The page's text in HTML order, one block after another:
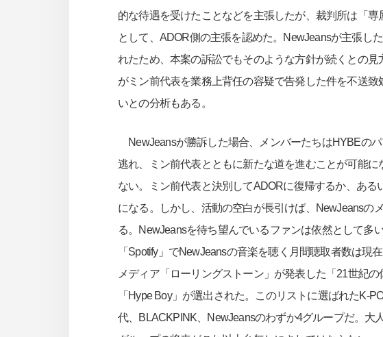
的な待遇を受けたことなどを主張したが、裁判所は「専
として、ADOR側の主張を認めた。NewJeansが主張し
れたため、本案の訴訟でもそのような方針が続くとの
がミン前代表を業務上背任の容疑で告発した件を不送
いとの分析もある。
NewJeansが勝訴した場合、メンバーたちはHYBEの
逃れ、ミン前代表とともに新たな道を進むことが可能に
ない。ミン前代表と決別してADORに復帰するか、ある
になる。しかし、活動の空白が長引けば、NewJeansの
る。NewJeansを待ち望んでいるファンは依然として多
「Spotify」でNewJeansの音楽を聴く月間聴取者数は現
メディア「ローリングストーン」が発表した「21世紀
「Hype Boy」が選出された。このリストに選ばれたK-
代、BLACKPINK、NewJeansのわずか4グループだ。大